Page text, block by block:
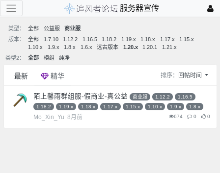
服务器宣传
类型： 全部 公益服
商业服
版本：
全部 1.7.10 1.12.2 1.16.5 1.18.2 1.19.x 1.18.x 1.17.x
1.15.x
1.10.x
1.9.x 1.8.x 1.6.x 远古版本 1.20.x 1.20.1
1.21.x
类型2：
全部 模组 纯净
最新 精华 排序： 回帖时间
陌上馨雨群组服-假商业-真公益 商业服 1.12.2
1.16.5
1.18.2
1.19.x 1.18.x 1.17.x 1.15.x 1.10.x 1.9.x 1.8.x
Mo_Xin_Yu 8月前 674 0 0